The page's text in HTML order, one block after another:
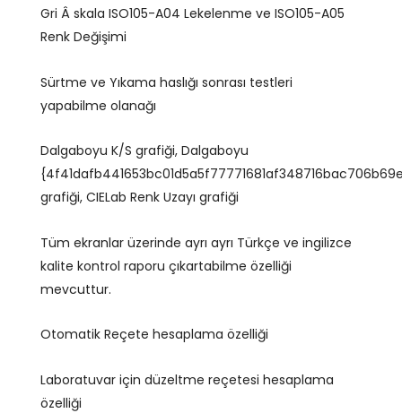
Gri Â skala ISO105-A04 Lekelenme ve ISO105-A05
Renk Değişimi
Sürtme ve Yıkama haslığı sonrası testleri
yapabilme olanağı
Dalgaboyu K/S grafiği, Dalgaboyu
grafiği, CIELab Renk Uzayı grafiği
Tüm ekranlar üzerinde ayrı ayrı Türkçe ve ingilizce
kalite kontrol raporu çıkartabilme özelliği
mevcuttur.
Otomatik Reçete hesaplama özelliği
Laboratuvar için düzeltme reçetesi hesaplama
özelliği